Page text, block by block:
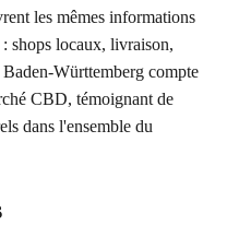
les mêmes informations
shops locaux, livraison,
Württemberg compte
CBD, témoignant de
dans l'ensemble du